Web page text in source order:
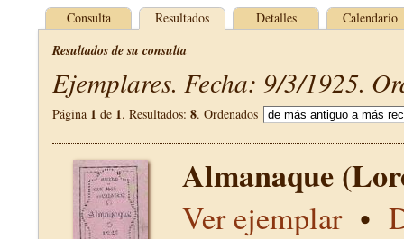
Consulta Resultados Detalles Calendario
Resultados de su consulta
Ejemplares. Fecha: 9/3/1925.
Página 1 de 1. Resultados: 8. Ordenados
Almanaque
Ver ejemplar•